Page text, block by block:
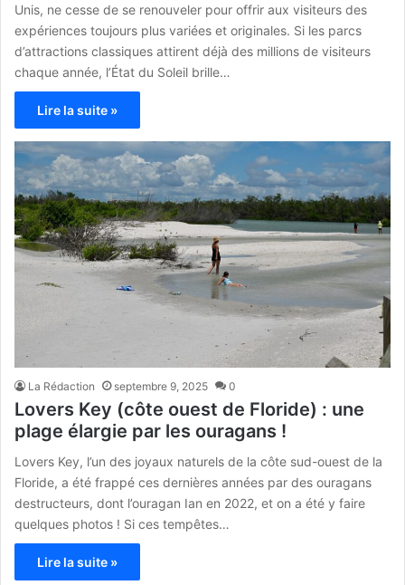
Unis, ne cesse de se renouveler pour offrir aux visiteurs des
expériences toujours plus variées et originales. Si les parcs
d’attractions classiques attirent déjà des millions de visiteurs
chaque année, l’État du Soleil brille…
Lire la suite »
La Rédaction septembre 9, 2025 0
Lovers Key (côte ouest de Floride) : une
plage élargie par les ouragans !
Lovers Key, l’un des joyaux naturels de la côte sud-ouest de la
Floride, a été frappé ces dernières années par des ouragans
destructeurs, dont l’ouragan Ian en 2022, et on a été y faire
quelques photos ! Si ces tempêtes…
Lire la suite »